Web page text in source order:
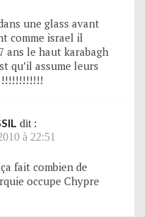
une glass avant
comme israel il
ans le haut karabagh
qu’il assume leurs
!!!!!!!!!!!!
dit :
à 22:51
fait combien de
occupe Chypre